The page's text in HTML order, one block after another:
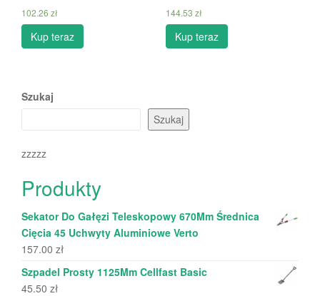
102.26 zł
Kup teraz
144.53 zł
Kup teraz
Szukaj
Szukaj
zzzzz
Produkty
Sekator Do Gałęzi Teleskopowy 670Mm Średnica
Cięcia 45 Uchwyty Aluminiowe Verto
157.00 zł
Szpadel Prosty 1125Mm Cellfast Basic
45.50 zł